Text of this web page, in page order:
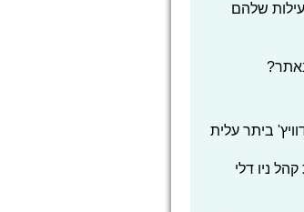
שלהם
ביתר עלית
ניו דלי